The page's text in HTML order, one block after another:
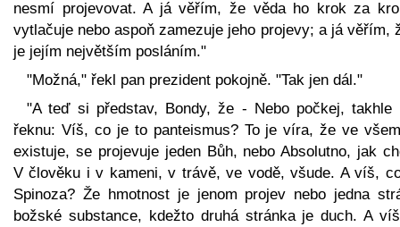
nesmí projevovat. A já věřím, že věda ho krok za
vytlačuje nebo aspoň zamezuje jeho projevy; a já věřím,
je jejím největším posláním."
"Možná," řekl pan prezident pokojně. "Tak jen dál."
"A teď si představ, Bondy, že - Nebo počkej, takhle
řeknu: Víš, co je to panteismus? To je víra, že ve
existuje, se projevuje jeden Bůh, nebo Absolutno, jak
V člověku i v kameni, v trávě, ve vodě, všude. A víš,
Spinoza? Že hmotnost je jenom projev nebo jedna
božské substance, kdežto druhá stránka je duch. A